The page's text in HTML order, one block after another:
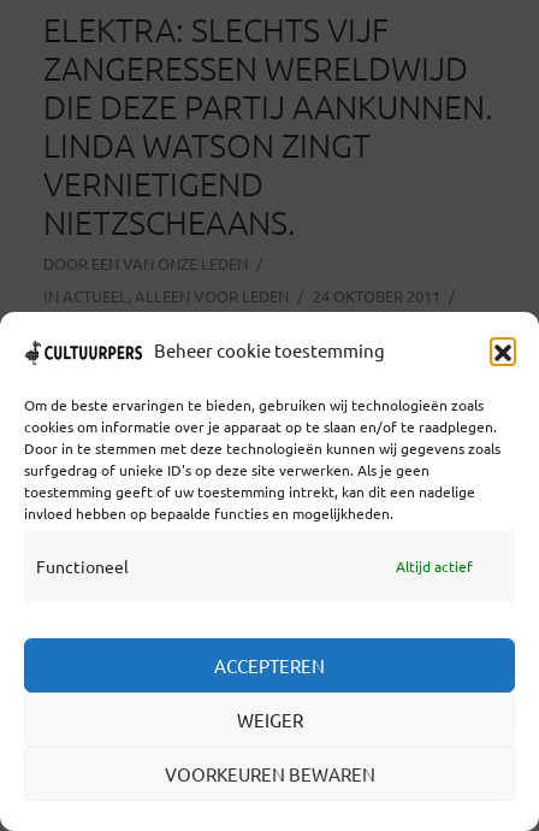
Beheer cookie toestemming
Om de beste ervaringen te bieden, gebruiken wij technologieën zoals
cookies om informatie over je apparaat op te slaan en/of te raadplegen.
Door in te stemmen met deze technologieën kunnen wij gegevens zoals
surfgedrag of unieke ID's op deze site verwerken. Als je geen
toestemming geeft of uw toestemming intrekt, kan dit een nadelige
invloed hebben op bepaalde functies en mogelijkheden.
Functioneel Altijd actief
ACCEPTEREN
WEIGER
VOORKEUREN BEWAREN
ELEKTRA: SLECHTS VIJF
ZANGERESSEN WERELDWIJD
DIE DEZE PARTIJ AANKUNNEN.
LINDA WATSON ZINGT
VERNIETIGEND
NIETZSCHEAANS.
DOOR EEN VAN ONZE LEDEN
IN ACTUEEL , ALLEEN VOOR LEDEN
24 OKTOBER 2011
Nederlandse Opera is over de helft. In de
laatste voorstellingen nemen twee verse
dramatische sopranen het stokje over.
Nederlandse Opera – ook al een reprise – was